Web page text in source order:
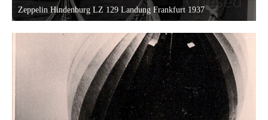
Zeppelin Hindenburg LZ 129 Landung Frankfurt 1937
22. Oktober 2013 um 19:47